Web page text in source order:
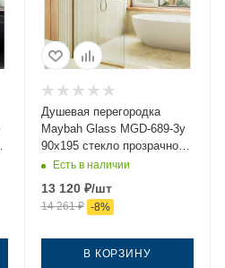
Душевая перегородка
Maybah Glass MGD-689-3у
90х195 стекло прозрачное
профиль золото
Есть в наличии
13 120₽/шт
14 261₽ -8%
В КОРЗИНУ